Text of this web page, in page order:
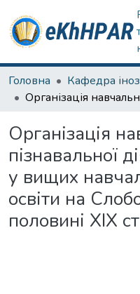
Головна
Організація
пізнавальної
у вищих
освіти на
половині ХІХ